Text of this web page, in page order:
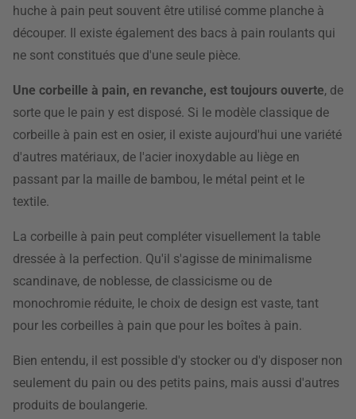
huche à pain peut souvent être utilisé comme planche à
découper. Il existe également des bacs à pain roulants qui
ne sont constitués que d'une seule pièce.
Une corbeille à pain, en revanche, est toujours ouverte, de
sorte que le pain y est disposé. Si le modèle classique de
corbeille à pain est en osier, il existe aujourd'hui une variété
d'autres matériaux, de l'acier inoxydable au liège en
passant par la maille de bambou, le métal peint et le
textile.
La corbeille à pain peut compléter visuellement la table
dressée à la perfection. Qu'il s'agisse de minimalisme
scandinave, de noblesse, de classicisme ou de
monochromie réduite, le choix de design est vaste, tant
pour les corbeilles à pain que pour les boîtes à pain.
Bien entendu, il est possible d'y stocker ou d'y disposer non
seulement du pain ou des petits pains, mais aussi d'autres
produits de boulangerie.